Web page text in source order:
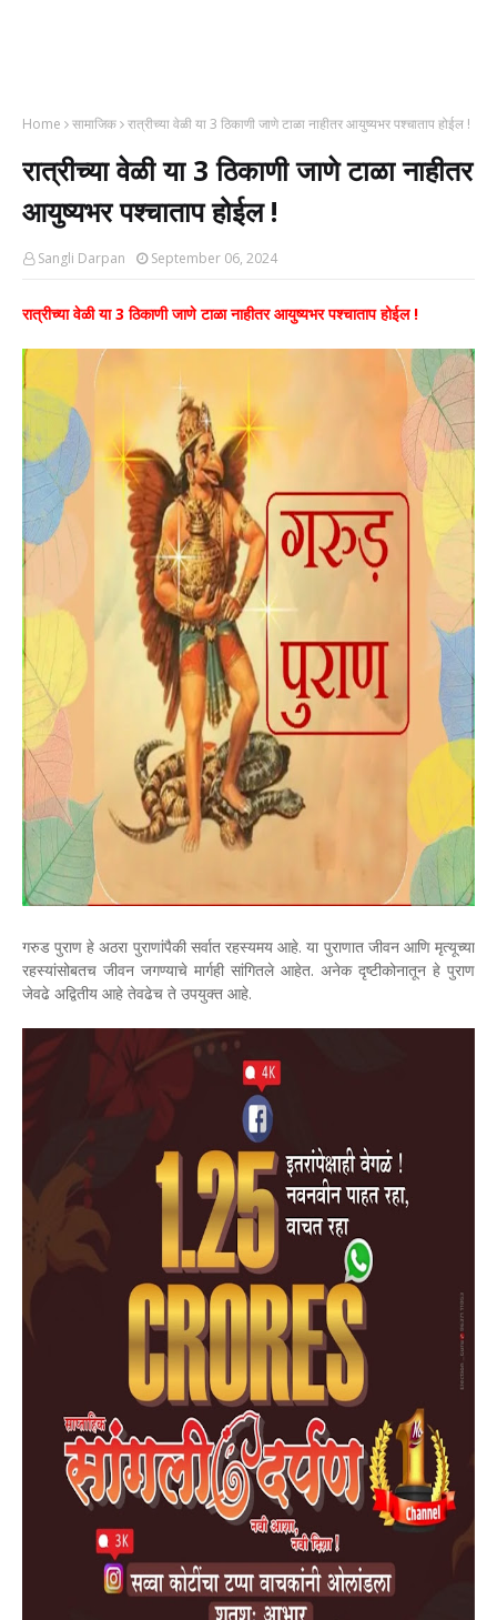
Home सामाजिक रात्रीच्या वेळी या 3 ठिकाणी जाणे टाळा नाहीतर आयुष्यभर पश्चाताप होईल !
रात्रीच्या वेळी या 3 ठिकाणी जाणे टाळा नाहीतर
आयुष्यभर पश्चाताप होईल !
Sangli Darpan September 06, 2024
रात्रीच्या वेळी या 3 ठिकाणी जाणे टाळा नाहीतर आयुष्यभर पश्चाताप होईल !
गरुड पुराण हे अठरा पुराणांपैकी सर्वात रहस्यमय आहे. या पुराणात जीवन आणि मृत्यूच्या
रहस्यांसोबतच जीवन जगण्याचे मार्गही सांगितले आहेत. अनेक दृष्टीकोनातून हे पुराण
जेवढे अद्वितीय आहे तेवढेच ते उपयुक्त आहे.